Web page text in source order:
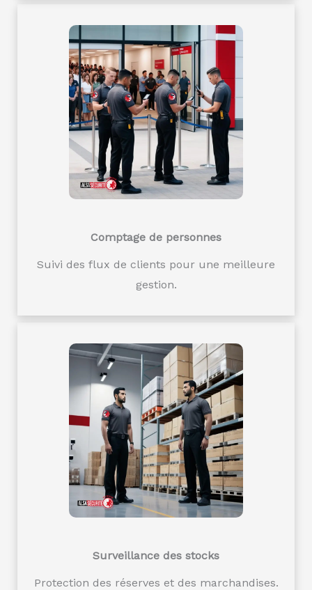
Comptage de personnes
Suivi des flux de clients pour une meilleure
gestion.
Surveillance des stocks
Protection des réserves et des marchandises.